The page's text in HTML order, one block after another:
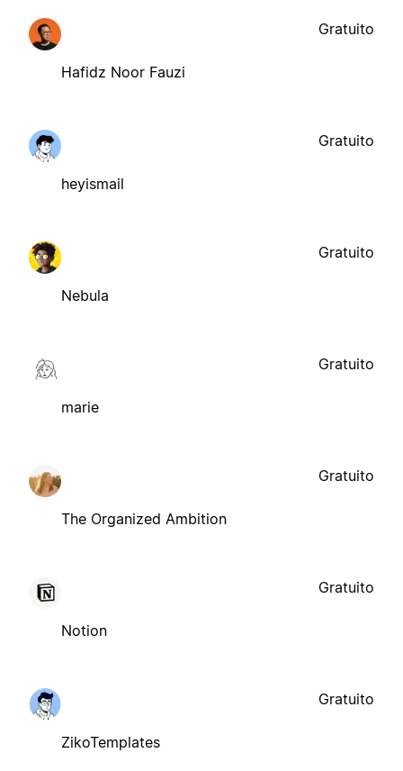
Hafidz Noor Fauzi
Gratuito
heyismail
Gratuito
Nebula
Gratuito
marie
Gratuito
The Organized Ambition
Gratuito
Notion
Gratuito
ZikoTemplates
Gratuito